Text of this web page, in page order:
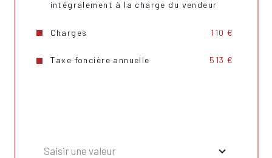
Nombre de garage
Cave
Année de construction
1998
intégralement à la charge du vendeur
Charges 110 €
Taxe foncière annuelle 513 €
Saisir une valeur